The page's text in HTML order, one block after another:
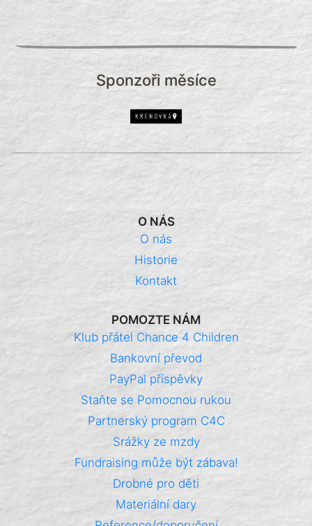
Sponzoři měsíce
O NÁS
O nás
Historie
Kontakt
POMOZTE NÁM
Klub přátel Chance 4 Children
Bankovní převod
PayPal příspěvky
Staňte se Pomocnou rukou
Partnerský program C4C
Srážky ze mzdy
Fundraising může být zábava!
Drobné pro děti
Materiální dary